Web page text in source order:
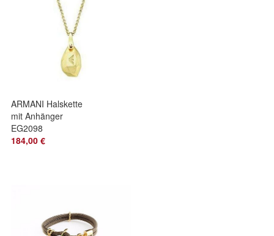
ARMANI Halskette
mit Anhänger
EG2098
184,00 €